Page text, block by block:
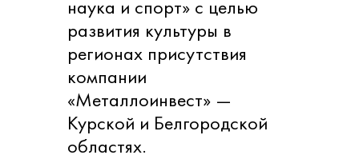
наука и спорт» с целью
развития культуры в
регионах присутствия
компании
«Металлоинвест» —
Курской и Белгородской
областях.